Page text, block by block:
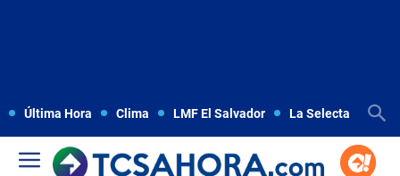
Última Hora Clima LMF El Salvador La Selecta